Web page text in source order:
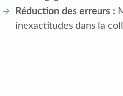
Réduction des erreurs :
inexactitudes dans la